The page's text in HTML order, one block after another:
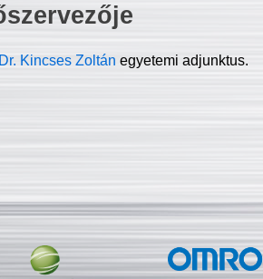
Dr. Kincses Zoltán egyetemi adjunktus.